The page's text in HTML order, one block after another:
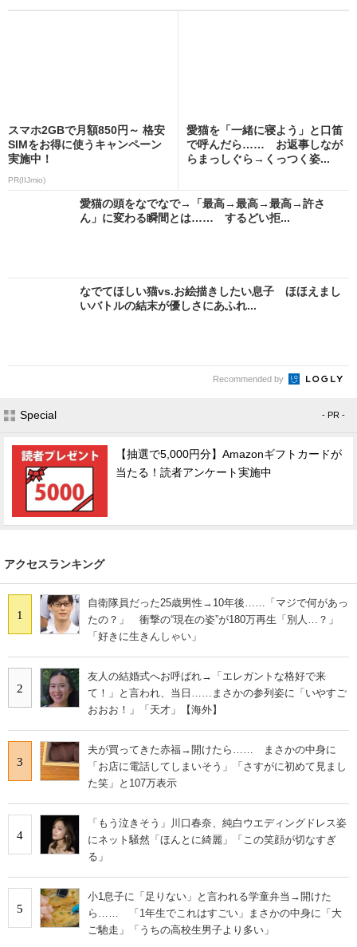
スマホ2GBで月額850円～ 格安
SIMをお得に使うキャンペーン
実施中！
PR(IIJmio)
愛猫を「一緒に寝よう」と口笛
で呼んだら…… お返事しなが
らまっしぐら→くっつく姿...
愛猫の頭をなでなで→「最高→最高→最高→許さ
ん」に変わる瞬間とは…… するどい拒...
なでてほしい猫vs.お絵描きしたい息子 ほほえまし
いバトルの結末が優しさにあふれ...
Recommended by
Special - PR -
【抽選で5,000円分】Amazonギフトカードが
当たる！読者アンケート実施中
アクセスランキング
1
自衛隊員だった25歳男性→10年後……「マジで何があっ
たの？」 衝撃の“現在の姿”が180万再生「別人…？」
「好きに生きんしゃい」
2
友人の結婚式へお呼ばれ→「エレガントな格好で来
て！」と言われ、当日……まさかの参列姿に「いやすご
おおお！」「天才」【海外】
3
夫が買ってきた赤福→開けたら…… まさかの中身に
「お店に電話してしまいそう」「さすがに初めて見まし
た笑」と107万表示
4
「もう泣きそう」川口春奈、純白ウエディングドレス姿
にネット騒然「ほんとに綺麗」「この笑顔が切なすぎ
る」
5
小1息子に「足りない」と言われる学童弁当→開けた
ら…… 「1年生でこれはすごい」まさかの中身に「大
ご馳走」「うちの高校生男子より多い」